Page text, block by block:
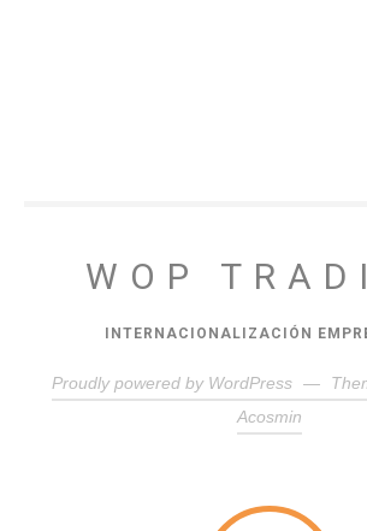
WOP
INTERNACIONALIZACIÓN
Proudly powered by WordPress —
Acosmin